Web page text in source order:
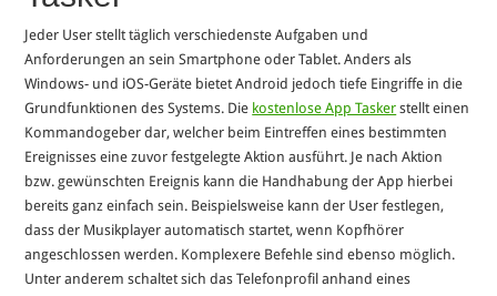
Jeder User stellt täglich verschiedenste Aufgaben und
Anforderungen an sein Smartphone oder Tablet. Anders als
Windows- und iOS-Geräte bietet Android jedoch tiefe Eingriffe in die
Grundfunktionen des Systems. Die kostenlose App Tasker stellt einen
Kommandogeber dar, welcher beim Eintreffen eines bestimmten
Ereignisses eine zuvor festgelegte Aktion ausführt. Je nach Aktion
bzw. gewünschten Ereignis kann die Handhabung der App hierbei
bereits ganz einfach sein. Beispielsweise kann der User festlegen,
dass der Musikplayer automatisch startet, wenn Kopfhörer
angeschlossen werden. Komplexere Befehle sind ebenso möglich.
Unter anderem schaltet sich das Telefonprofil anhand eines